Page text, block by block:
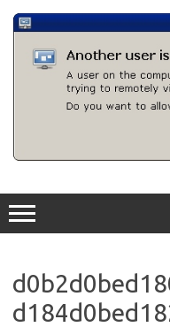
содержимому